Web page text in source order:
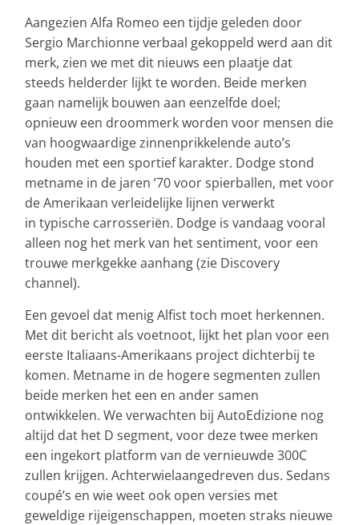
Aangezien Alfa Romeo een tijdje geleden door
Sergio Marchionne verbaal gekoppeld werd aan dit
merk, zien we met dit nieuws een plaatje dat
steeds helderder lijkt te worden. Beide merken
gaan namelijk bouwen aan eenzelfde doel;
opnieuw een droommerk worden voor mensen die
van hoogwaardige zinnenprikkelende auto’s
houden met een sportief karakter. Dodge stond
metname in de jaren ’70 voor spierballen, met voor
de Amerikaan verleidelijke lijnen verwerkt
in typische carrosseriën. Dodge is vandaag vooral
alleen nog het merk van het sentiment, voor een
trouwe merkgekke aanhang (zie Discovery
channel).
Een gevoel dat menig Alfist toch moet herkennen.
Met dit bericht als voetnoot, lijkt het plan voor een
eerste Italiaans-Amerikaans project dichterbij te
komen. Metname in de hogere segmenten zullen
beide merken het een en ander samen
ontwikkelen. We verwachten bij AutoEdizione nog
altijd dat het D segment, voor deze twee merken
een ingekort platform van de vernieuwde 300C
zullen krijgen. Achterwielaangedreven dus. Sedans
coupé’s en wie weet ook open versies met
geweldige rijeigenschappen, moeten straks nieuwe